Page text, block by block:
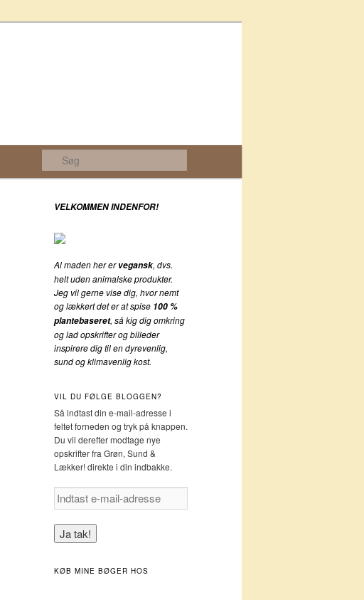
VELKOMMEN INDENFOR!
Al maden her ervegansk, dvs.
helt uden animalske produkter.
Jeg vil gerne vise dig, hvor nemt
og lækkert det er at spise 100 %
plantebaseret, så kig dig omkring
og lad opskrifter og billeder
inspirere dig til en dyrevenlig,
sund og klimavenlig kost.
VIL DU FØLGE BLOGGEN?
Så indtast din e-mail-adresse i
feltet forneden og tryk på knappen.
Du vil derefter modtage nye
opskrifter fra Grøn, Sund &
Lækker! direkte i din indbakke.
n
tKØB MINE BØGER HOS